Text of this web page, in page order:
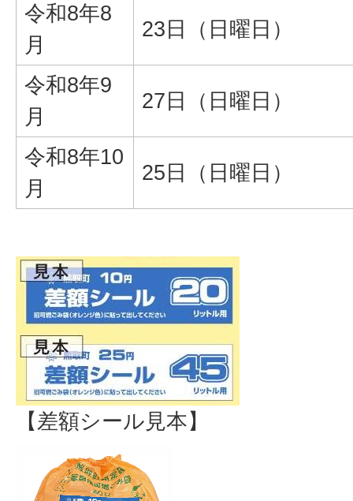
令和8年8
月
23日（日曜日）
令和8年9
月
27日（日曜日）
令和8年10
月
25日（日曜日）
【差額シール見本】